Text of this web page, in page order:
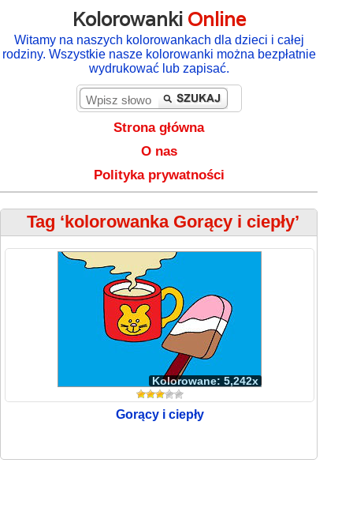
Kolorowanki Online
Witamy na naszych kolorowankach dla dzieci i całej
rodziny. Wszystkie nasze kolorowanki można bezpłatnie
wydrukować lub zapisać.
Strona główna
O nas
Polityka prywatności
Tag ‘kolorowanka Gorący i ciepły’
Kolorowane: 5,242x
Gorący i ciepły